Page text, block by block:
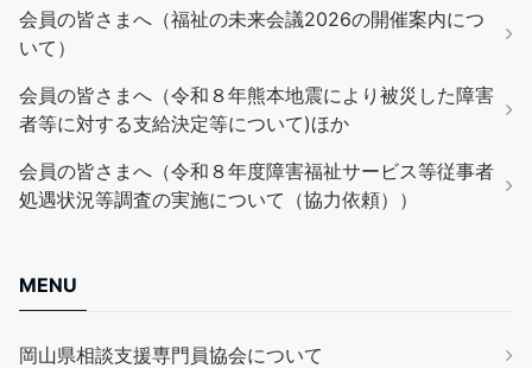
会員の皆さまへ（福祉の未来会議2026の開催案内につ
いて）
会員の皆さまへ（令和８年熊本地震により被災した障害
者等に対する支給決定等について)ほか
会員の皆さまへ（令和８年度障害福祉サービス等従事者
処遇状況等調査の実施について（協力依頼））
MENU
岡山県相談支援専門員協会について